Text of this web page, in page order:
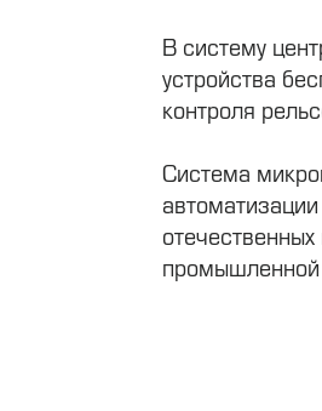
В систему
устройства
контроля
Система
промышленной